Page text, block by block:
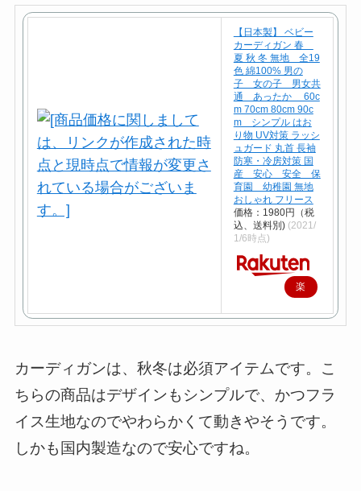
【日本製】 ベビー
カーディガン 春
夏 秋 冬 無地 全19
色 綿100% 男の
子 女の子 男女共
通 あったか 60c
m 70cm 80cm 90c
m シンプル はお
り物 UV対策 ラッシ
ュガード 丸首 長袖
防寒・冷房対策 国
産 安心 安全 保
育園 幼稚園 無地
おしゃれ フリース
価格：1980円（税
込、送料別) (2021/
1/6時点)
楽
入
カーディガンは、秋冬は必須アイテムです。こ
ちらの商品はデザインもシンプルで、かつフラ
イス生地なのでやわらかくて動きやそうです。
しかも国内製造なので安心ですね。